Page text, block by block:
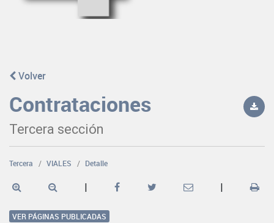
Volver
Contrataciones
Tercera sección
Tercera VIALES Detalle
| |
VER PÁGINAS PUBLICADAS